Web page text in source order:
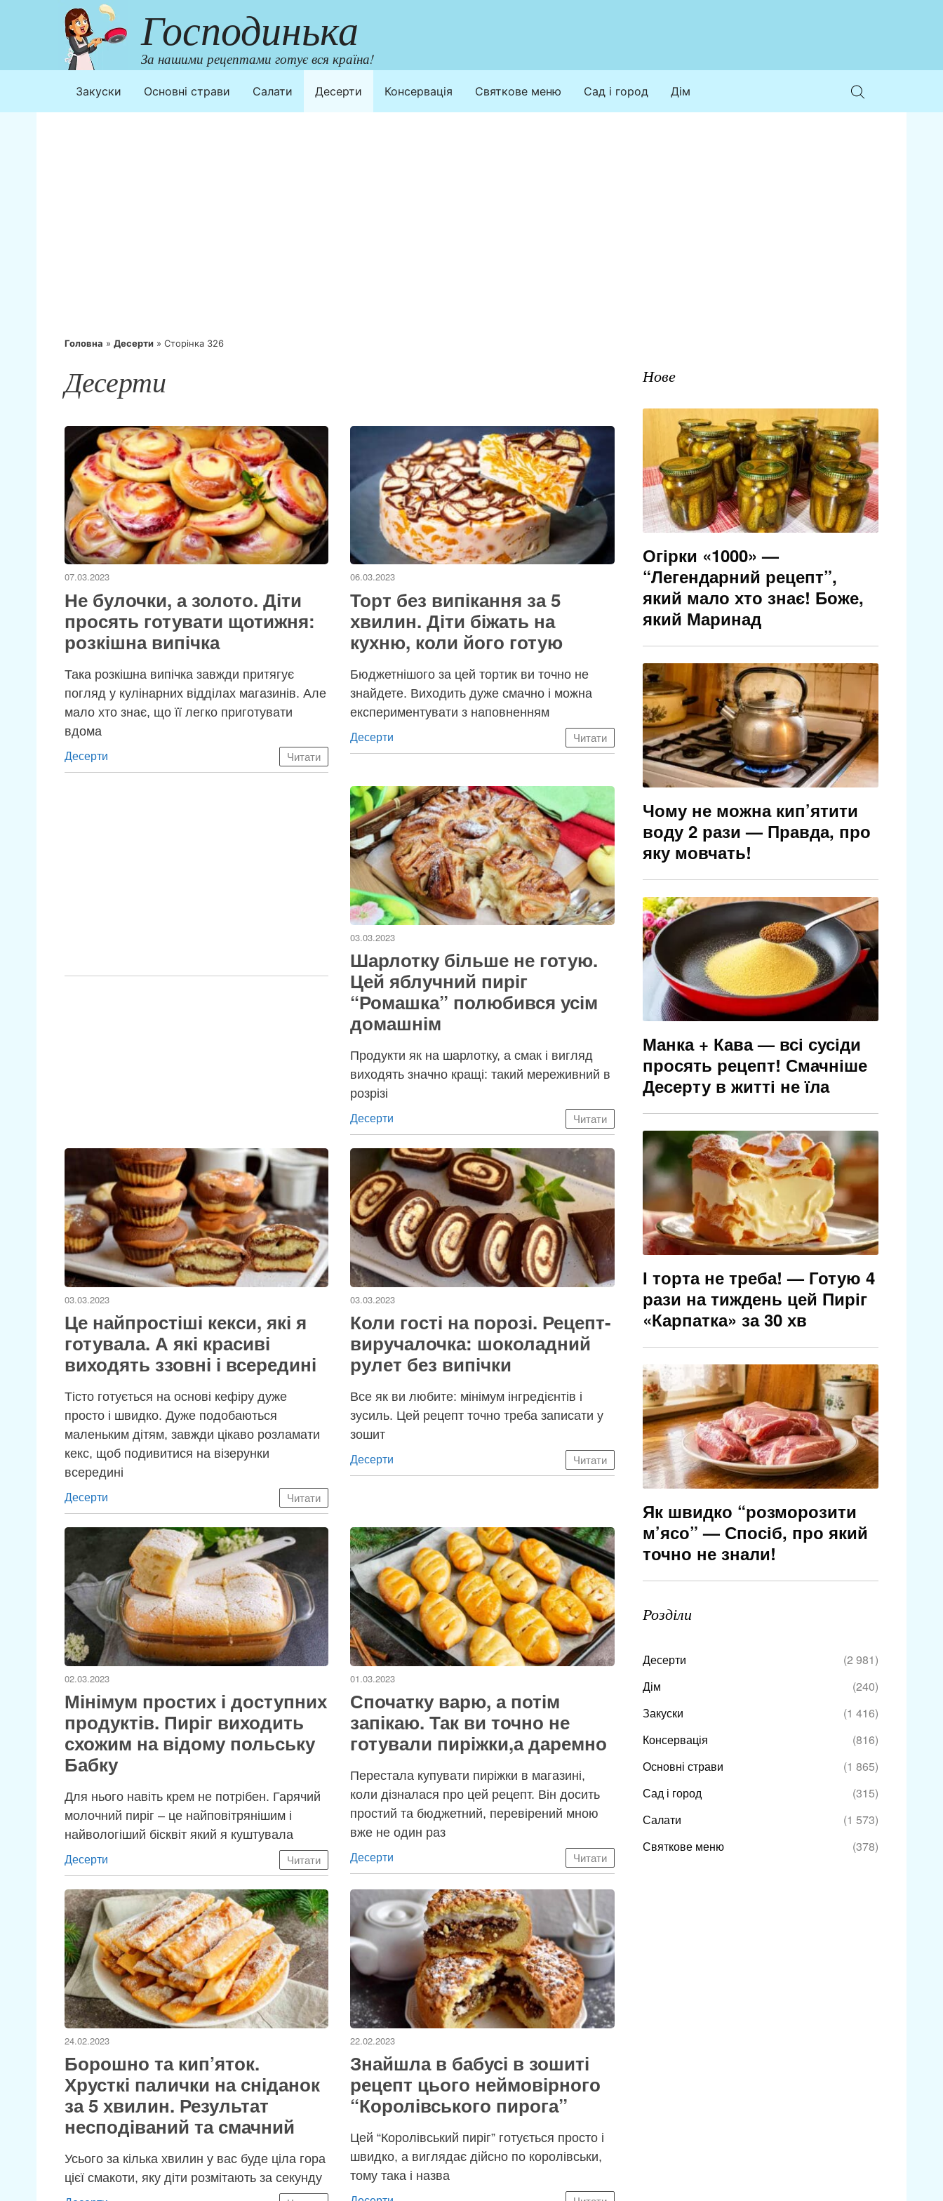
Господинька
За нашими рецептами готує вся країна!
Закуски Основні страви Салати Десерти Консервація Святкове меню Сад і город Дім
Головна » Десерти » Сторінка 326
Десерти
07.03.2023
Не булочки, а золото. Діти
просять готувати щотижня:
розкішна випічка
Така розкішна випічка завжди притягує
погляд у кулінарних відділах магазинів. Але
мало хто знає, що її легко приготувати
вдома
Категорії
Десерти Читати
06.03.2023
Торт без випікання за 5
хвилин. Діти біжать на
кухню, коли його готую
Бюджетнішого за цей тортик ви точно не
знайдете. Виходить дуже смачно і можна
експериментувати з наповненням
Категорії
Десерти Читати
03.03.2023
Шарлотку більше не готую.
Цей яблучний пиріг
“Ромашка” полюбився усім
домашнім
Продукти як на шарлотку, а смак і вигляд
виходять значно кращі: такий мереживний в
розрізі
Категорії
Десерти Читати
03.03.2023
Це найпростіші кекси, які я
готувала. А які красиві
виходять ззовні і всередині
Тісто готується на основі кефіру дуже
просто і швидко. Дуже подобаються
маленьким дітям, завжди цікаво розламати
кекс, щоб подивитися на візерунки
всередині
Категорії
Десерти Читати
03.03.2023
Коли гості на порозі. Рецепт-
виручалочка: шоколадний
рулет без випічки
Все як ви любите: мінімум інгредієнтів і
зусиль. Цей рецепт точно треба записати у
зошит
Категорії
Десерти Читати
02.03.2023
Мінімум простих і доступних
продуктів. Пиріг виходить
схожим на відому польську
Бабку
Для нього навіть крем не потрібен. Гарячий
молочний пиріг – це найповітрянішим і
найвологіший бісквіт який я куштувала
Категорії
Десерти Читати
01.03.2023
Спочатку варю, а потім
запікаю. Так ви точно не
готували пиріжки,а даремно
Перестала купувати пиріжки в магазині,
коли дізналася про цей рецепт. Він досить
простий та бюджетний, перевірений мною
вже не один раз
Категорії
Десерти Читати
24.02.2023
Борошно та кип’яток.
Хрусткі палички на сніданок
за 5 хвилин. Результат
несподіваний та смачний
Усього за кілька хвилин у вас буде ціла гора
цієї смакоти, яку діти розмітають за секунду
22.02.2023
Знайшла в бабусі в зошиті
рецепт цього неймовірного
“Королівського пирога”
Цей “Королівський пиріг” готується просто і
швидко, а виглядає дійсно по королівськи,
тому така і назва
Нове
Огірки «1000» —
“Легендарний рецепт”,
який мало хто знає! Боже,
який Маринад
Чому не можна кип’ятити
воду 2 рази — Правда, про
яку мовчать!
Манка + Кава — всі сусіди
просять рецепт! Смачніше
Десерту в житті не їла
І торта не треба! — Готую 4
рази на тиждень цей Пиріг
«Карпатка» за 30 хв
Як швидко “розморозити
м’ясо” — Спосіб, про який
точно не знали!
Розділи
Десерти
(2 981)
Дім
(240)
Закуски
(1 416)
Консервація
(816)
Основні страви
(1 865)
Сад і город
(315)
Салати
(1 573)
Святкове меню
(378)